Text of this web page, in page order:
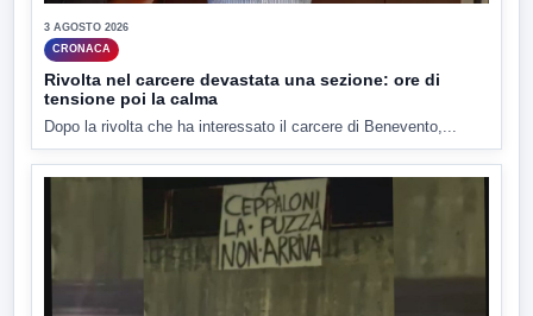
3 AGOSTO 2026
CRONACA
Rivolta nel carcere devastata una sezione: ore di
tensione poi la calma
Dopo la rivolta che ha interessato il carcere di Benevento,...